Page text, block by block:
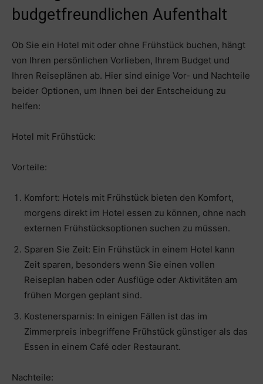
budgetfreundlichen Aufenthalt
Ob Sie ein Hotel mit oder ohne Frühstück buchen, hängt
von Ihren persönlichen Vorlieben, Ihrem Budget und
Ihren Reiseplänen ab. Hier sind einige Vor- und Nachteile
beider Optionen, um Ihnen bei der Entscheidung zu
helfen:
Hotel mit Frühstück:
Vorteile:
Komfort: Hotels mit Frühstück bieten den Komfort,
morgens direkt im Hotel essen zu können, ohne nach
externen Frühstücksoptionen suchen zu müssen.
Sparen Sie Zeit: Ein Frühstück in einem Hotel kann
Zeit sparen, besonders wenn Sie einen vollen
Reiseplan haben oder Ausflüge oder Aktivitäten am
frühen Morgen geplant sind.
Kostenersparnis: In einigen Fällen ist das im
Zimmerpreis inbegriffene Frühstück günstiger als das
Essen in einem Café oder Restaurant.
Nachteile: